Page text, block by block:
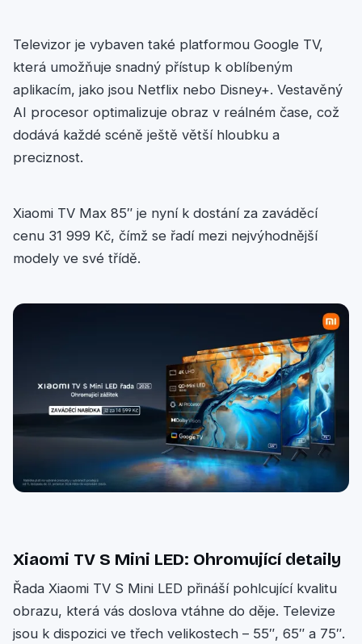
Televizor je vybaven také platformou Google TV,
která umožňuje snadný přístup k oblíbeným
aplikacím, jako jsou Netflix nebo Disney+. Vestavěný
AI procesor optimalizuje obraz v reálném čase, což
dodává každé scéně ještě větší hloubku a
preciznost.
Xiaomi TV Max 85″ je nyní k dostání za zaváděcí
cenu 31 999 Kč, čímž se řadí mezi nejvýhodnější
modely ve své třídě.
Xiaomi TV S Mini LED: Ohromující detaily
Řada Xiaomi TV S Mini LED přináší pohlcující kvalitu
obrazu, která vás doslova vtáhne do děje. Televize
jsou k dispozici ve třech velikostech – 55″, 65″ a 75″.